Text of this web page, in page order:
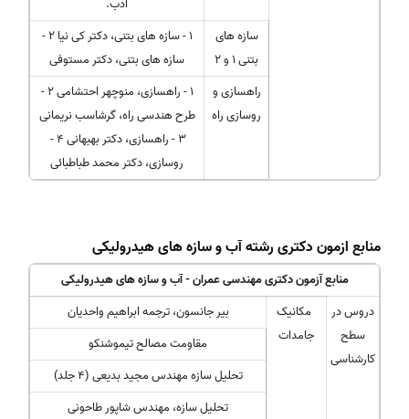
ادب.
سازه های
بتنی 1 و 2
1 - سازه های بتنی، دکتر کی نیا 2 -
سازه های بتنی، دکتر مستوفی
راهسازی و
روسازی راه
1 - راهسازی، منوچهر احتشامی 2 -
طرح هندسی راه، گرشاسب نریمانی
3 - راهسازی، دکتر بهبهانی 4 -
روسازی، دکتر محمد طباطبائی
منابع ازمون دکتری رشته آب و سازه های هیدرولیکی
منابع آزمون دکتری مهندسی عمران - آب و سازه های هیدرولیکی
دروس در
سطح
کارشناسی
مکانیک
جامدات
بیر جانسون، ترجمه ابراهیم واحدیان
مقاومت مصالح تیموشنکو
تحلیل سازه مهندس مجید بدیعی (4 جلد)
تحلیل سازه، مهندس شاپور طاحونی